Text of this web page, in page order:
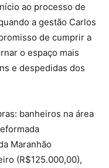
ao processo de
a gestão Carlos
de cumprir a
o espaço mais
e despedidas dos
banheiros na área
Maranhão
(R$125.000,00),